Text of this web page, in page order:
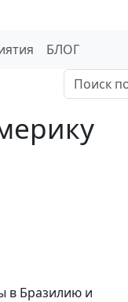
БЛОГ
в Бразилию и